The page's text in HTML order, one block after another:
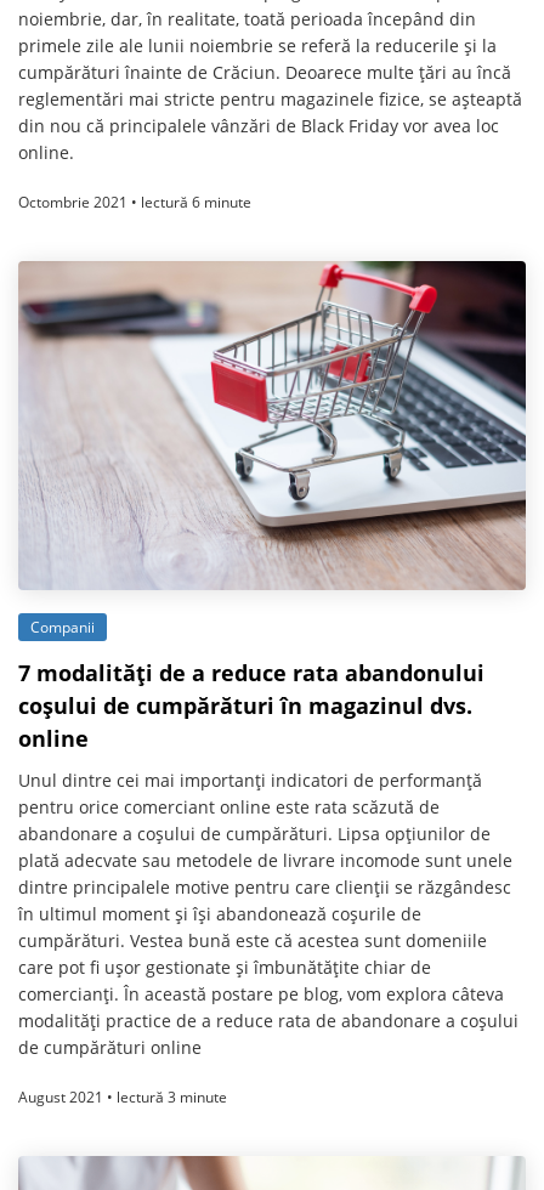
noiembrie, dar, în realitate, toată perioada începând din
primele zile ale lunii noiembrie se referă la reducerile și la
cumpărături înainte de Crăciun. Deoarece multe țări au încă
reglementări mai stricte pentru magazinele fizice, se așteaptă
din nou că principalele vânzări de Black Friday vor avea loc
online.
Octombrie 2021 • lectură 6 minute
Companii
7 modalități de a reduce rata abandonului
coșului de cumpărături în magazinul dvs.
online
Unul dintre cei mai importanți indicatori de performanță
pentru orice comerciant online este rata scăzută de
abandonare a coșului de cumpărături. Lipsa opțiunilor de
plată adecvate sau metodele de livrare incomode sunt unele
dintre principalele motive pentru care clienții se răzgândesc
în ultimul moment și își abandonează coșurile de
cumpărături. Vestea bună este că acestea sunt domeniile
care pot fi ușor gestionate și îmbunătățite chiar de
comercianți. În această postare pe blog, vom explora câteva
modalități practice de a reduce rata de abandonare a coșului
de cumpărături online
August 2021 • lectură 3 minute